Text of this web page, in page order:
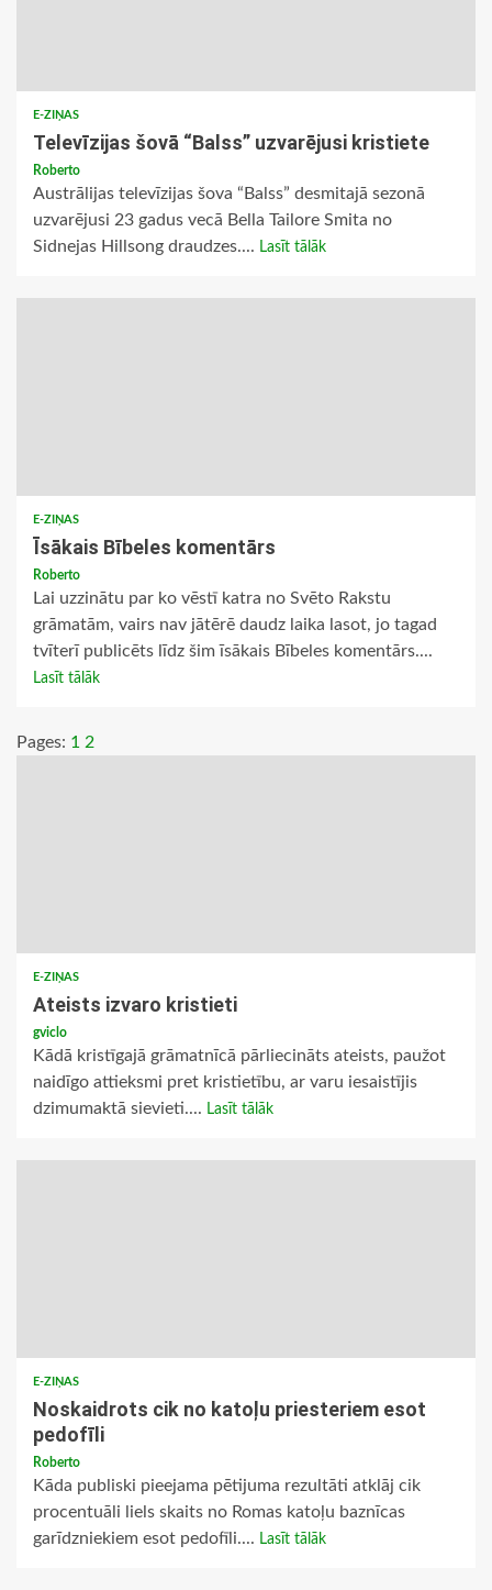
E-ZIŅAS
Televīzijas šovā “Balss” uzvarējusi kristiete
Roberto
Austrālijas televīzijas šova “Balss” desmitajā sezonā
uzvarējusi 23 gadus vecā Bella Tailore Smita no
Sidnejas Hillsong draudzes.... Lasīt tālāk
E-ZIŅAS
Īsākais Bībeles komentārs
Roberto
Lai uzzinātu par ko vēstī katra no Svēto Rakstu
grāmatām, vairs nav jātērē daudz laika lasot, jo tagad
tvīterī publicēts līdz šim īsākais Bībeles komentārs....
Lasīt tālāk
Pages: 1 2
E-ZIŅAS
Ateists izvaro kristieti
gviclo
Kādā kristīgajā grāmatnīcā pārliecināts ateists, paužot
naidīgo attieksmi pret kristietību, ar varu iesaistījis
dzimumaktā sievieti.... Lasīt tālāk
E-ZIŅAS
Noskaidrots cik no katoļu priesteriem esot
pedofīli
Roberto
Kāda publiski pieejama pētijuma rezultāti atklāj cik
procentuāli liels skaits no Romas katoļu baznīcas
garīdzniekiem esot pedofīli.... Lasīt tālāk